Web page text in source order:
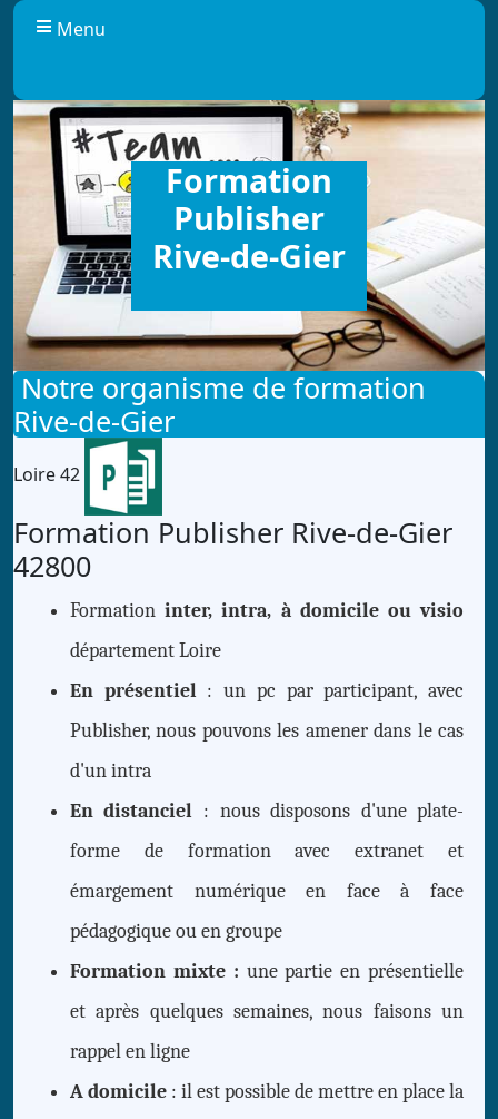
Menu
Formation
Publisher
Rive-de-Gier
Notre organisme de formation
Rive-de-Gier
Loire 42
Formation Publisher Rive-de-Gier
42800
Formationinter, intra, à domicile ou visio
département Loire
En présentiel: un pc par participant, avec
Publisher, nous pouvons les amener dans le cas
d'un intra
En distanciel : nous disposons d'une plate-
forme de formation avec extranet et
émargement numérique en face à face
pédagogique ou en groupe
Formation mixte : une partie en présentielle
et après quelques semaines, nous faisons un
rappel en ligne
A domicile: il est possible de mettre en place la
Panneau de gestion des cookies